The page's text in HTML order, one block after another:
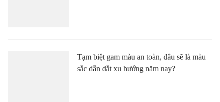
Tạm biệt gam màu an toàn, đâu sẽ là màu
sắc dẫn dắt xu hướng năm nay?